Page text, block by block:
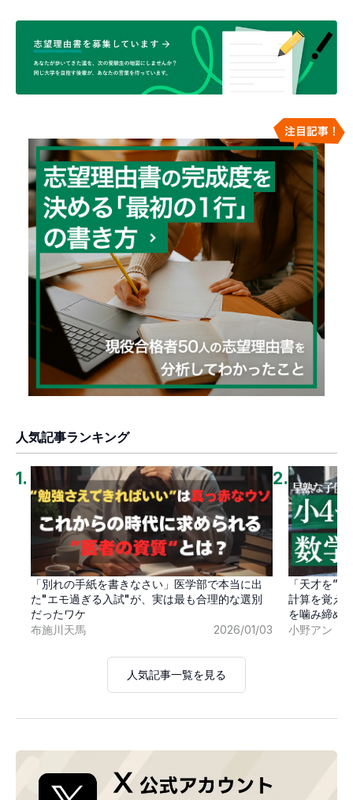
人気記事ランキング
1 .
「別れの手紙を書きなさい」医学部で本当に出
た"エモ過ぎる入試"が、実は最も合理的な選別
だったワケ
布施川天馬
2026/01/03
2.
「天才を”
計算を覚え
を噛み締め
小野アン
人気記事一覧を見る